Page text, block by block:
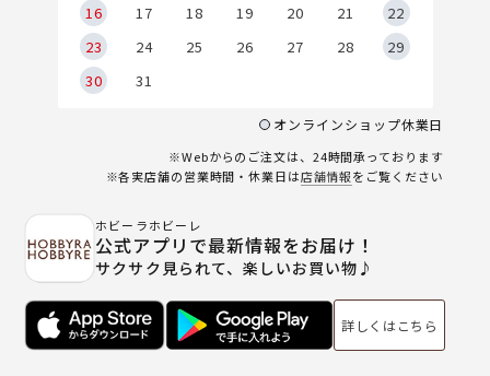
16
17 18 19 20 21
22
23
24 25 26 27 28
29
30
31
オンラインショップ休業日
※Webからのご注文は、24時間承っております
※各実店舗の営業時間・休業日は店舗情報をご覧ください
ホビーラホビーレ
公式アプリで最新情報をお届け！
サクサク見られて、楽しいお買い物♪
詳しくはこちら